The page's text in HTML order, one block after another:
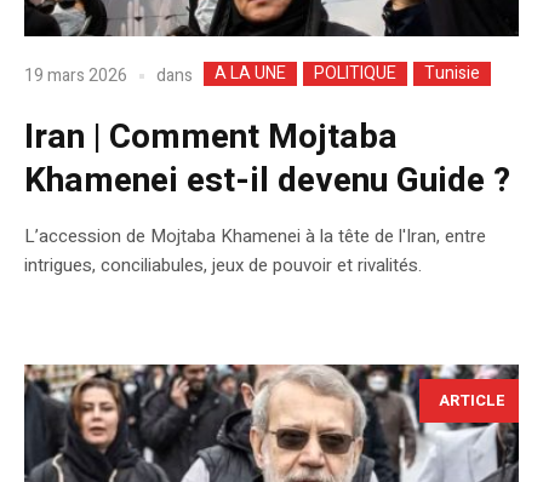
19 mars 2026 dans A LA UNE POLITIQUE Tunisie
Iran | Comment Mojtaba
Khamenei est-il devenu Guide ?
L’accession de Mojtaba Khamenei à la tête de l'Iran, entre
intrigues, conciliabules, jeux de pouvoir et rivalités.
ARTICLE